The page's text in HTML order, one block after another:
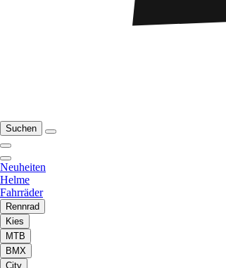
Suchen
Neuheiten
Helme
Fahrräder
Rennrad
Kies
MTB
BMX
City